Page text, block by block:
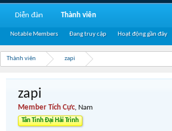
Thành viên zapi
zapi
Member Tích Cực, Nam
Tân Tinh Đại Hải Trình
Diễn đàn Thành viên
Notable Members Đang truy cập Hoạt động gần đây